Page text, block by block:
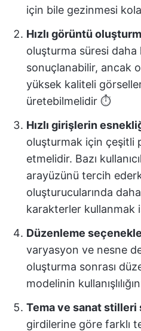
için bile gezinmesi
Hızlı görüntü
oluşturma süresi daha
sonuçlanabilir, ancak
yüksek kaliteli
üretebilmelidir ⏱️
Hızlı girişlerin
oluşturmak için çeşitli
etmelidir. Bazı
arayüzünü tercih
oluşturucularında
karakterler kullanmak
Düzenleme
varyasyon ve nesne
oluşturma sonrası
modelinin
Tema ve sanat stilleri
girdilerine göre farklı